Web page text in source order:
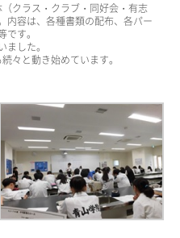
クラス・クラブ・同好会・有志
内容は、各種書類の配布、各パー
す。
した。
々と動き始めています。